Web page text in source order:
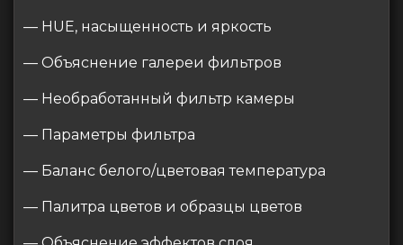
— HUE, насыщенность и яркость
— Объяснение галереи фильтров
— Необработанный фильтр камеры
— Параметры фильтра
— Баланс белого/цветовая температура
— Палитра цветов и образцы цветов